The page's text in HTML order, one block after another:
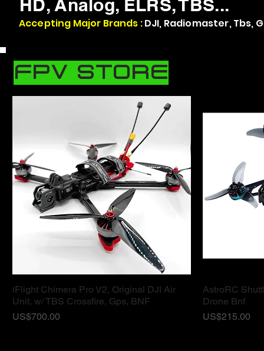
HD, Analog, ELRS, TBS...
Accepting Major Brands :DJI, Radiomaster, Tbs,
FPV STORE
ดูข้อมูลด่วน
iFlight Chimera Pro V2, Original DJI Air
Unit, w/ TBS Crossfire, Gps, BNF
ราคา
US$700.00
AstroRC
Drone Bnf
ราคา
US$215.00